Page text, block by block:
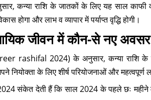
कन्या राशि के जातकों के लिए यह साल काफी
और लाभ व व्यापार में पर्याप्त वृद्धि होगी।
जीवन में कौन-से नए
rashifal 2024) के अनुसार, कन्या राशि के
नियोक्ता के लिए शीर्ष परियोजनाओं और महत्वपूर्ण
2024 संकेत देती हैं कि साल 2024 के पहले छः